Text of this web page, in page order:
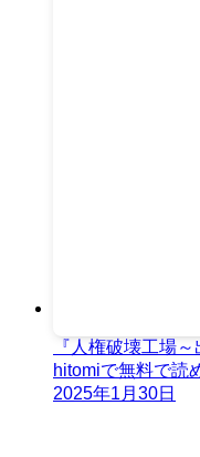
『人権破壊工場
hitomiで無料で読
2025年1月30日